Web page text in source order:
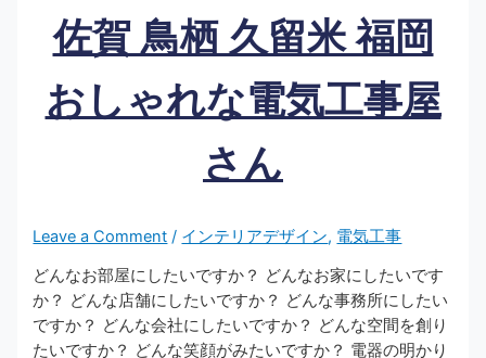
佐賀 鳥栖 久留米 福岡
おしゃれな電気工事屋
さん
Leave a Comment / インテリアデザイン, 電気工事
どんなお部屋にしたいですか？ どんなお家にしたいです
か？ どんな店舗にしたいですか？ どんな事務所にしたい
ですか？ どんな会社にしたいですか？ どんな空間を創り
たいですか？ どんな笑顔がみたいですか？ 電器の明かり